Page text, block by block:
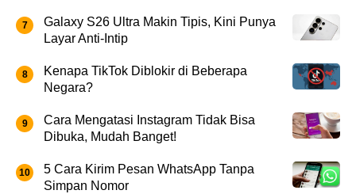
Galaxy S26 Ultra Makin Tipis, Kini Punya
Layar Anti-Intip
Kenapa TikTok Diblokir di Beberapa
Negara?
Cara Mengatasi Instagram Tidak Bisa
Dibuka, Mudah Banget!
5 Cara Kirim Pesan WhatsApp Tanpa
Simpan Nomor